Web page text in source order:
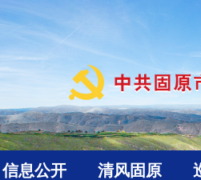
信息公开 清风固原